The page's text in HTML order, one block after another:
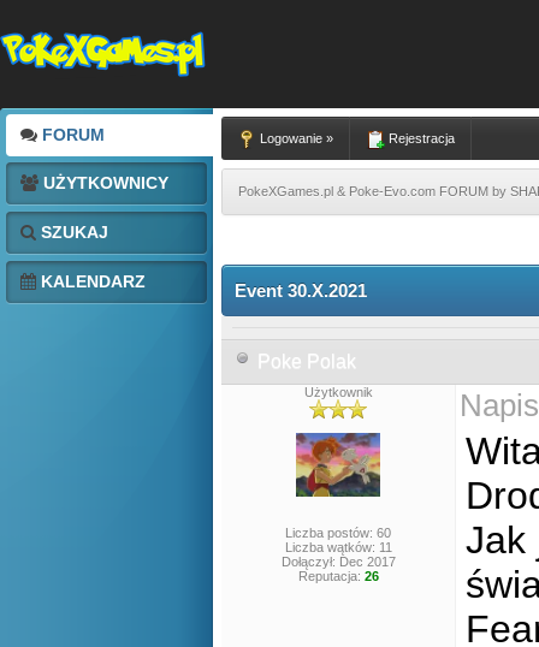
FORUM
UŻYTKOWNICY
SZUKAJ
KALENDARZ
Logowanie » Rejestracja
PokeXGames.pl & Poke-Evo.com FORUM by
Event 30.X.2021
Poke Polak
Użytkownik
Liczba postów: 60
Liczba wątków: 11
Dołączył: Dec 2017
Reputacja: 26
Jak